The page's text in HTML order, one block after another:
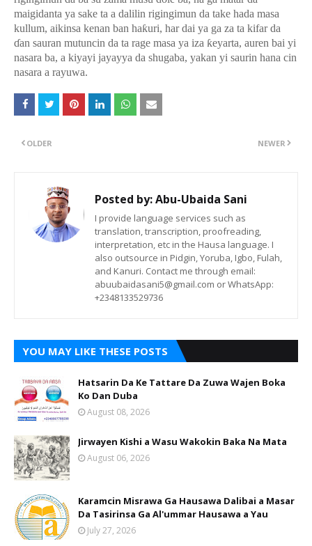
maigidanta ya sake ta a dalilin rigingimun da take hada masa
kullum, aikinsa kenan ban haƙuri, har dai ya ga za ta kifar da
ɗan sauran mutuncin da ta rage masa ya iza ƙeyarta, auren bai yi
nasara ba, a kiyayi jayayya da shugaba, yakan yi saurin hana cin
nasara a rayuwa.
NEWER
OLDER
Posted by:Abu-Ubaida Sani
I provide language services such as
translation, transcription, proofreading,
interpretation, etc in the Hausa language. I
also outsource in Pidgin, Yoruba, Igbo, Fulah,
and Kanuri. Contact me through email:
abuubaidasani5@gmail.com or WhatsApp:
+2348133529736
YOU MAY LIKE THESE POSTS
Hatsarin Da Ke Tattare Da Zuwa Wajen Boka
Ko Dan Duba
August 08, 2026
Jirwayen Kishi a Wasu Wakokin Baka Na Mata
August 06, 2026
Karamcin Misrawa Ga Hausawa Dalibai a Masar
Da Tasirinsa Ga Al'ummar Hausawa a Yau
July 27, 2026